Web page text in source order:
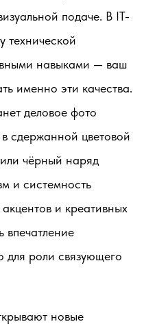
подаче. В IT-
технической
навыками — ваш
именно эти качества.
деловое фото
сдержанной цветовой
чёрный наряд
и системность
и креативных
впечатление
для роли связующего
новые